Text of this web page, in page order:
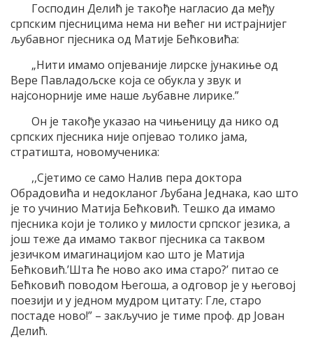
Господин Делић је такође нагласио да међу
српским пјесницима нема ни већег ни истрајнијег
љубавног пјесника од Матије Бећковића:
„Нити имамо опјеваније лирске јунакиње од
Вере Павладољске која се обукла у звук и
најсонорније име наше љубавне лирике.”
Он је такође указао на чињеницу да нико од
српских пјесника није опјевао толико јама,
стратишта, новомученика:
,,Сјетимо се само Налив пера доктора
Обрадовића и недокланог Љубана Једнака, као што
је то учинио Матија Бећковић. Тешко да имамо
пјесника који је толико у милости српског језика, а
још теже да имамо таквог пјесника са таквом
језичком имагинацијом као што је Матија
Бећковић.’Шта ће ново ако има старо?’ питао се
Бећковић поводом Његоша, а одговор је у његовој
поезији и у једном мудром цитату: Гле, старо
постаде ново!” – закључио је тиме проф. др Јован
Делић.